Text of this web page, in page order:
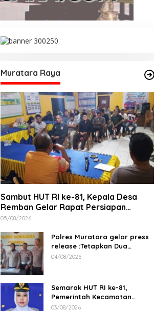
Muratara Raya
Sambut HUT RI ke-81, Kepala Desa
Remban Gelar Rapat Persiapan
Bersama Panitia
05/08/2026
Polres Muratara gelar press
release :Tetapkan Dua
Direktur Jadi Tersangka
04/08/2026
Semarak HUT RI ke-81,
Pemerintah Kecamatan
Rawas Ulu Gelar Berbagai
03/08/2026